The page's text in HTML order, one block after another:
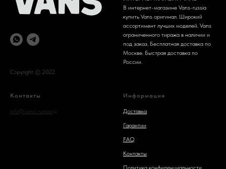
Copyright © 2022.
В интернет-магазине Vans-russia
купить Vans оригинал. Широкий
ассортимент лучших моделей. Vans
ограниченного тиража в наличии и
под заказ. Бесплатная доставка по
Москве. Быстрая доставка по
России.
Контакты
info@vans-russia. ru
Информация
Доставка
Гарантии
FAQ
Контакты